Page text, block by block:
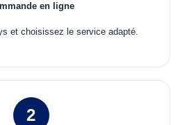
pays de destination (A-Z)
en ligne
et choisissez le service adapté.
2